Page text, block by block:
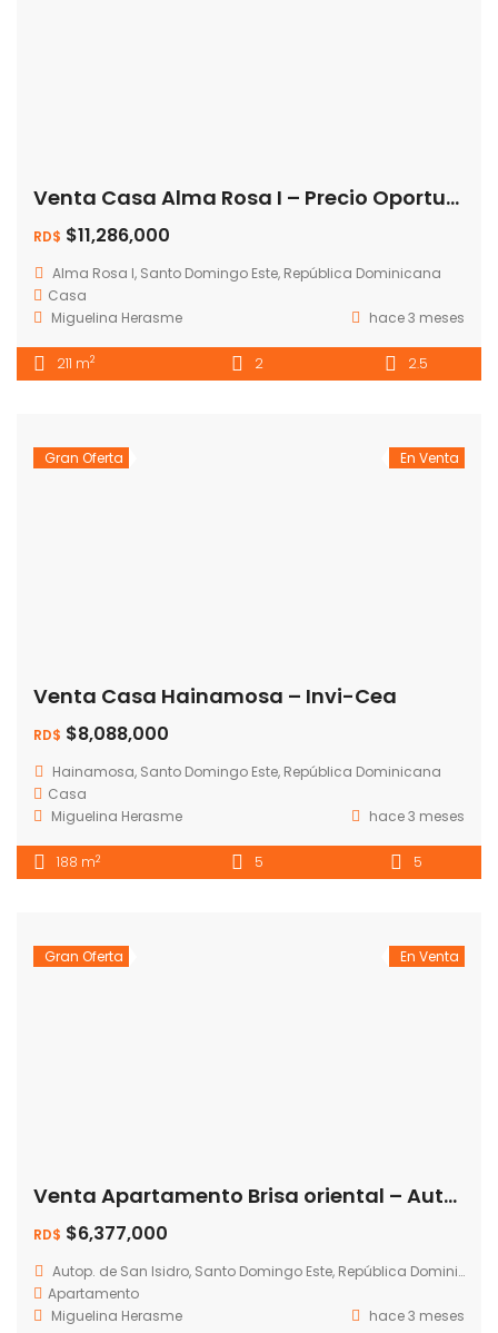
Venta Casa Alma Rosa I – Precio Oportunidad
RD$ $11,286,000
Alma Rosa I, Santo Domingo Este, República Dominicana
Casa
Miguelina Herasme
hace 3 meses
211 m2 2 2.5
Gran Oferta En Venta
Venta Casa Hainamosa – Invi-Cea
RD$ $8,088,000
Hainamosa, Santo Domingo Este, República Dominicana
Casa
Miguelina Herasme
hace 3 meses
188 m2 5 5
Gran Oferta En Venta
Venta Apartamento Brisa oriental – Autopista San isidro – RD$6,377,633.68
RD$ $6,377,000
Autop. de San Isidro, Santo Domingo Este, República Dominicana
Apartamento
Miguelina Herasme
hace 3 meses